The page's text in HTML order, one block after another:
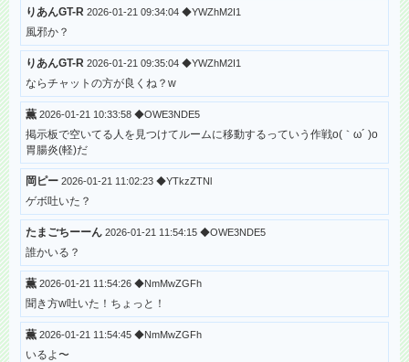
りあんGT-R 2026-01-21 09:34:04 ◆YWZhM2I1
風邪か？
りあんGT-R 2026-01-21 09:35:04 ◆YWZhM2I1
ならチャットの方が良くね？w
薫 2026-01-21 10:33:58 ◆OWE3NDE5
掲示板で空いてる人を見つけてルームに移動するっていう作戦o(｀ω´ )o
胃腸炎(軽)だ
岡ピー 2026-01-21 11:02:23 ◆YTkzZTNl
ゲボ吐いた？
たまごちーーん 2026-01-21 11:54:15 ◆OWE3NDE5
誰かいる？
薫 2026-01-21 11:54:26 ◆NmMwZGFh
聞き方w吐いた！ちょっと！
薫 2026-01-21 11:54:45 ◆NmMwZGFh
いるよ〜